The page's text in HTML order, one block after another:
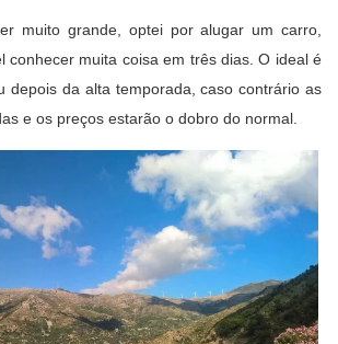
muito grande, optei por alugar um carro,
conhecer muita coisa em três dias. O ideal é
depois da alta temporada, caso contrário as
e os preços estarão o dobro do normal.